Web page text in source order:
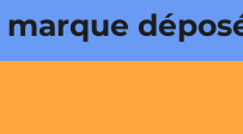
déposée •